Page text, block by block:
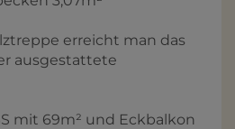
erreicht man das
ausgestattete
mit 69m² und Eckbalkon